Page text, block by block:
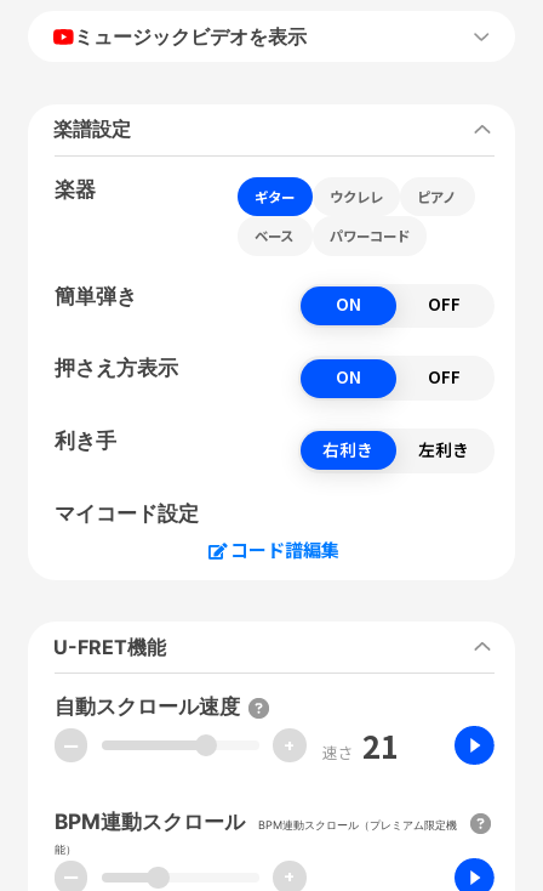
ミュージックビデオを表示
楽譜設定
楽器 ギター ウクレレ ピアノ
ベース パワーコード
簡単弾き ON OFF
押さえ方表示 ON OFF
利き手 右利き 左利き
マイコード設定
コード譜編集
U-FRET機能
自動スクロール速度
ー + 速さ 21
BPM連動スクロール
BPM連動スクロール（プレミアム限定機
能）
ー +